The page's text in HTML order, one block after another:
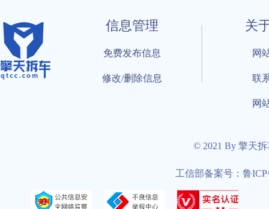
信息管理
免费发布信息
修改/删除信息
关
网
联
网
© 2021 By 擎天
工信部备案号：鲁